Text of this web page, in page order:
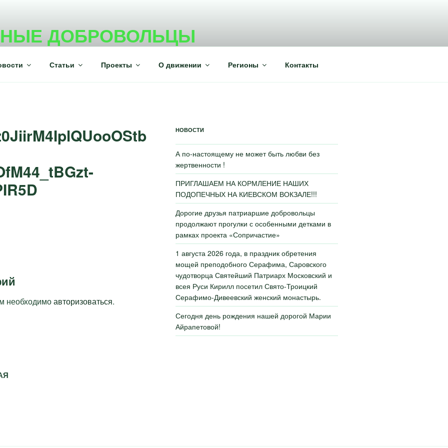
ДОБРОВОЛЬЦЫ
Статьи Проекты О движении Регионы Контакты
необходимоавторизоваться.
НОВОСТИ
А по-настоящему не может быть любви без
жертвенности !
ПРИГЛАШАЕМ НА КОРМЛЕНИЕ НАШИХ
ПОДОПЕЧНЫХ НА КИЕВСКОМ ВОКЗАЛЕ!!!
Дорогие друзья патриаршие добровольцы
продолжают прогулки с особенными детками в
рамках проекта «Сопричастие»
1 августа 2026 года, в праздник обретения
мощей преподобного Серафима, Саровского
чудотворца Святейший Патриарх Московский и
всея Руси Кирилл посетил Свято-Троицкий
Серафимо-Дивеевский женский монастырь.
Сегодня день рождения нашей дорогой Марии
Айрапетовой!